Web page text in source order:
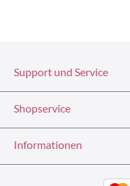
Support und Service
Shopservice
Informationen